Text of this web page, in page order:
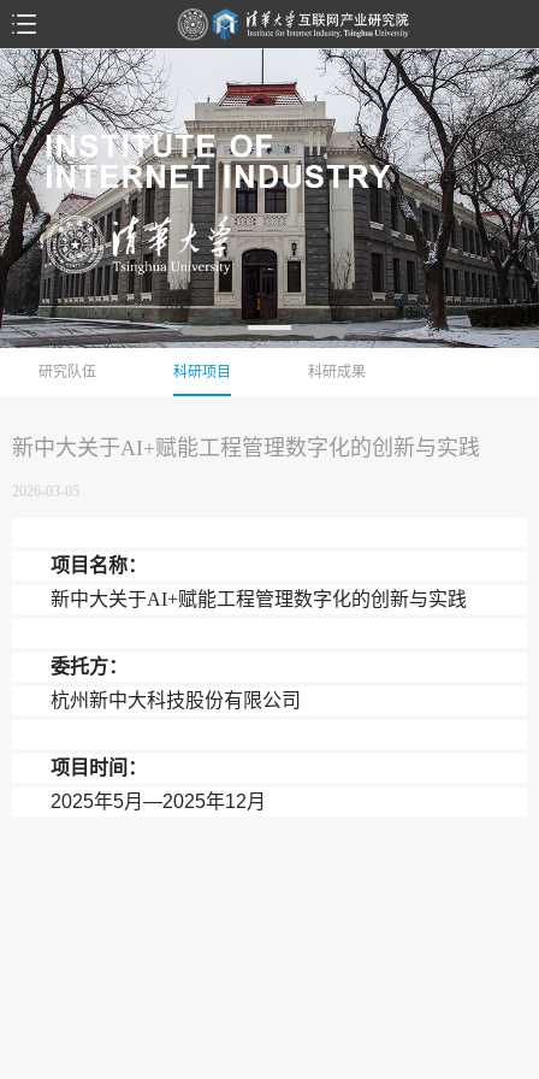
研究队伍 科研项目 科研成果
新中大关于AI+赋能工程管理数字化的创新与实践
2026-03-05
项目名称：
新中大关于AI+赋能工程管理数字化的创新与实践
委托方：
杭州新中大科技股份有限公司
项目时间：
2025年5月—2025年12月